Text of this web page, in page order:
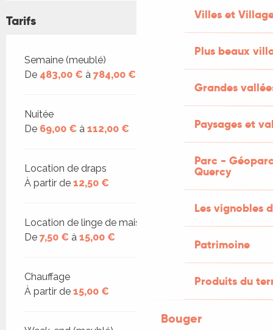
Villes et
Plus beaux
Grandes
Paysages et
Parc -
Quercy
Les vignobles
Patrimoine
Produits du
Bouger
Tarifs
Tarifs 2026
Semaine (meublé)
De 483,00 € à 784,00 €
Nuitée
De 69,00 € à 112,00 €
Location de draps
À partir de 12,50 €
Location de linge de maison
De 7,50 € à 15,00 €
Chauffage
À partir de 15,00 €